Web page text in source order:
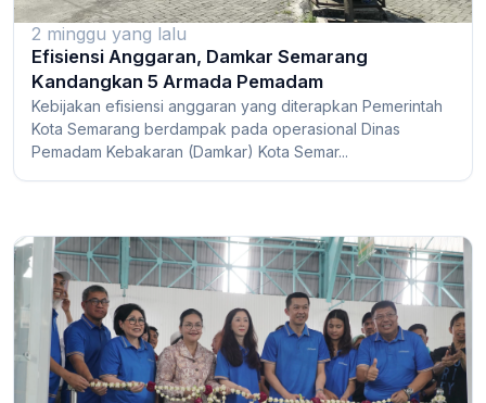
2 minggu yang lalu
Efisiensi Anggaran, Damkar Semarang
Kandangkan 5 Armada Pemadam
Kebijakan efisiensi anggaran yang diterapkan Pemerintah
Kota Semarang berdampak pada operasional Dinas
Pemadam Kebakaran (Damkar) Kota Semar...